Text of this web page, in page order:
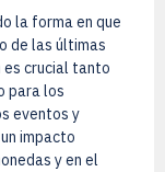
la forma en que
de las últimas
es crucial tanto
para los
eventos y
impacto
y en el